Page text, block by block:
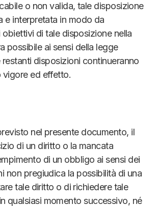
o non valida, tale disposizione
e interpretata in modo da
obiettivi di tale disposizione nella
possibile ai sensi della legge
restanti disposizioni continueranno
vigore ed effetto.
nel presente documento, il
di un diritto o la mancata
di un obbligo ai sensi dei
non pregiudica la possibilità di una
tale diritto o di richiedere tale
qualsiasi momento successivo, né